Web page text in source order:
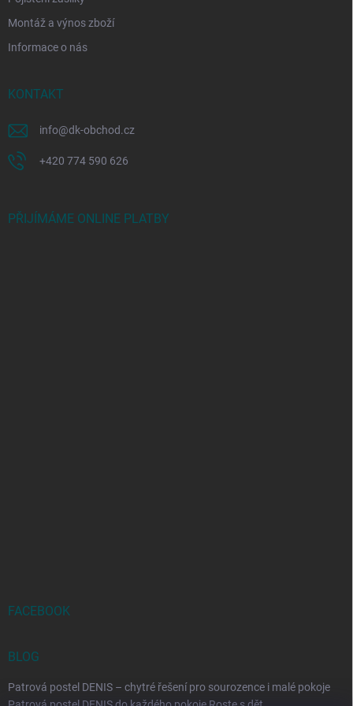
Montáž a výnos zboží
Informace o nás
KONTAKT
info@dk-obchod.cz
+420 774 590 626
PŘIJÍMÁME ONLINE PLATBY
FACEBOOK
BLOG
Patrová postel DENIS – chytré řešení pro sourozence i malé pokoje